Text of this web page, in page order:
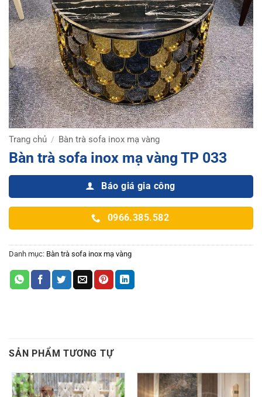
Trang chủ / Bàn trà sofa inox mạ vàng
Bàn trà sofa inox mạ vàng TP 033
Báo giá gia công
0966.385.582
Danh mục: Bàn trà sofa inox mạ vàng
SẢN PHẨM TƯƠNG TỰ